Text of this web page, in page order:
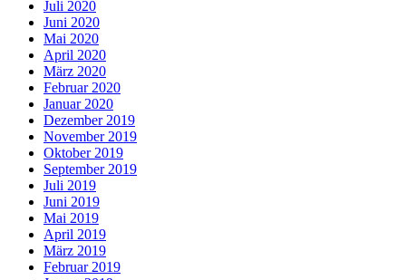
Juli 2020
Juni 2020
Mai 2020
April 2020
März 2020
Februar 2020
Januar 2020
Dezember 2019
November 2019
Oktober 2019
September 2019
Juli 2019
Juni 2019
Mai 2019
April 2019
März 2019
Februar 2019